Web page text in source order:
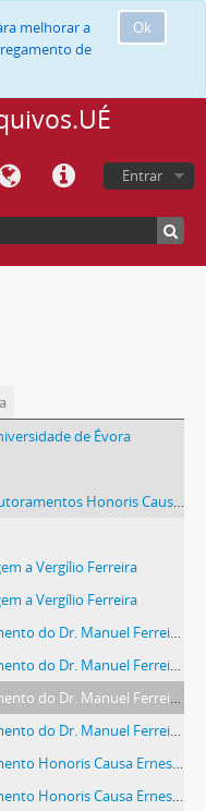
Ok
melhorar a
de
Entrar
de Évora
Causa/Doutoramentos/Homenagens
a Vergílio Ferreira
a Vergílio Ferreira
do Dr. Manuel Ferreira Patrício
do Dr. Manuel Ferreira Patrício
do Dr. Manuel Ferreira Patrício
do Dr. Manuel Ferreira Patrício
Causa Ernesto Veiga de Oliveira
Causa Ernesto Veiga de Oliveira